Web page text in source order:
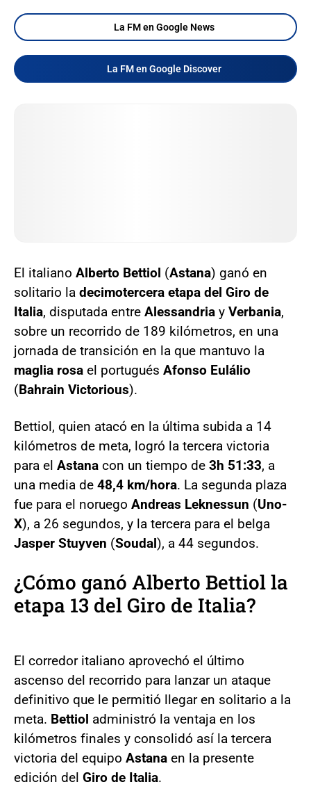
La FM en Google News
La FM en Google Discover
El italiano Alberto Bettiol (Astana) ganó en
solitario la decimotercera etapa del Giro de
Italia, disputada entre Alessandria y Verbania,
sobre un recorrido de 189 kilómetros, en una
jornada de transición en la que mantuvo la
maglia rosa el portugués Afonso Eulálio
(Bahrain Victorious).
Bettiol, quien atacó en la última subida a 14
kilómetros de meta, logró la tercera victoria
para el Astana con un tiempo de 3h 51:33, a
una media de 48,4 km/hora. La segunda plaza
fue para el noruego Andreas Leknessun (Uno-
X), a 26 segundos, y la tercera para el belga
Jasper Stuyven (Soudal), a 44 segundos.
¿Cómo ganó Alberto Bettiol la
etapa 13 del Giro de Italia?
El corredor italiano aprovechó el último
ascenso del recorrido para lanzar un ataque
definitivo que le permitió llegar en solitario a la
meta. Bettiol administró la ventaja en los
kilómetros finales y consolidó así la tercera
victoria del equipo Astana en la presente
edición del Giro de Italia.